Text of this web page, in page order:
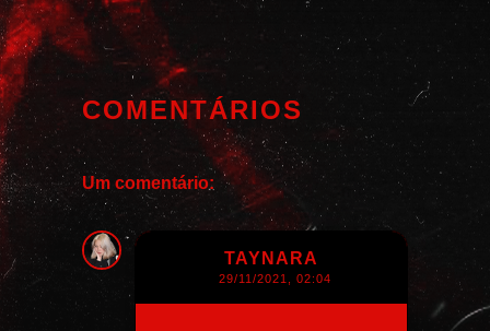
COMENTÁRIOS
Um comentário:
TAYNARA
29/11/2021, 02:04